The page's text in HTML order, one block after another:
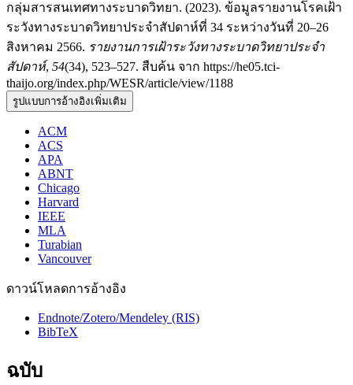
กลุ่มสารสนเทศทางระบาดวิทยา. (2023). ข้อมูลรายงานโรคเฝ้า
ระวังทางระบาดวิทยาประจำสัปดาห์ที่ 34 ระหว่างวันที่ 20–26
สิงหาคม 2566. รายงานการเฝ้าระวังทางระบาดวิทยาประจำ
สัปดาห์, 54(34), 523–527. สืบค้น จาก https://he05.tci-
thaijo.org/index.php/WESR/article/view/1188
รูปแบบการอ้างอิงเพิ่มเติม
ACM
ACS
APA
ABNT
Chicago
Harvard
IEEE
MLA
Turabian
Vancouver
ดาวน์โหลดการอ้างอิง
Endnote/Zotero/Mendeley (RIS)
BibTeX
ฉบับ